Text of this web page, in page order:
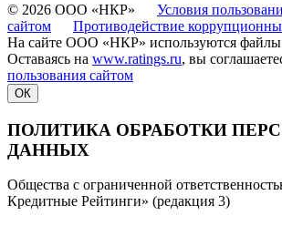
© 2026 ООО «НКР» Условия
сайтом
Противодействие
На сайте ООО «НКР» используются файлы
Оставаясь на www.ratings.ru, вы
пользования сайтом
ОК
ПОЛИТИКА ОБРАБОТКИ
ДАННЫХ
Общества с ограниченной
Кредитные Рейтинги» (редакция 3)